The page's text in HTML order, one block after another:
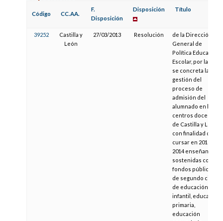
Código CC.AA.
F.
Disposición
Disposición Título
39252
Castilla y
León
27/03/2013 Resolución
de la Dirección
General de
Política Educativa
Escolar, por la que
se concreta la
gestión del
proceso de
admisión del
alumnado en los
centros docentes
de Castilla y León
con finalidad de
cursar en 2013-
2014 enseñanzas
sostenidas con
fondos públicos
de segundo ciclo
de educación
infantil, educación
primaria,
educación